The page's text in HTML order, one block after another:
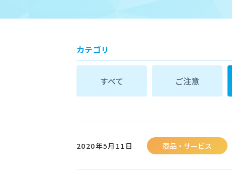
カテゴリ
すべて ご注意
2020年5月11日 商品・サービス